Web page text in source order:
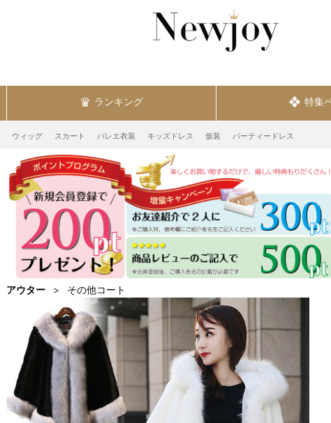
ランキング 特集
ウィッグ スカート バレエ衣装 キッズドレス 仮装 パーティードレス
アウター その他コート